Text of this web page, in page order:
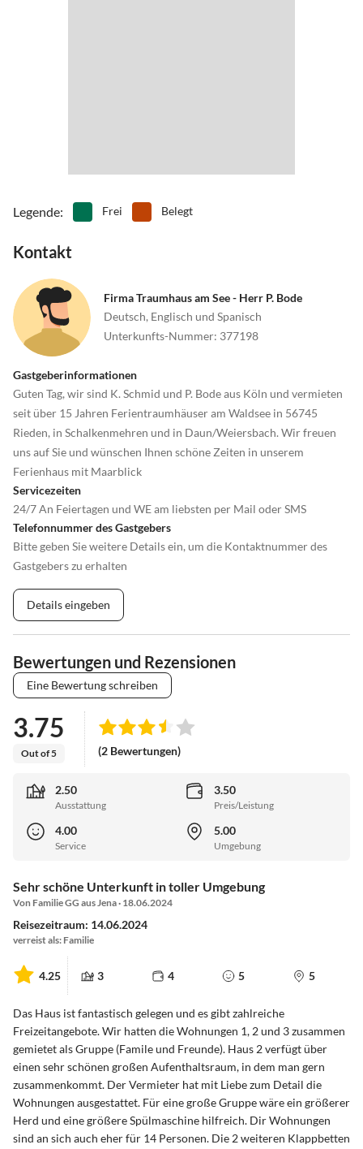
Legende: Frei Belegt
Kontakt
Firma Traumhaus am See - Herr P. Bode
Deutsch, Englisch und Spanisch
Unterkunfts-Nummer: 377198
Gastgeberinformationen
Guten Tag, wir sind K. Schmid und P. Bode aus Köln und vermieten
seit über 15 Jahren Ferientraumhäuser am Waldsee in 56745
Rieden, in Schalkenmehren und in Daun/Weiersbach. Wir freuen
uns auf Sie und wünschen Ihnen schöne Zeiten in unserem
Ferienhaus mit Maarblick
Servicezeiten
24/7 An Feiertagen und WE am liebsten per Mail oder SMS
Telefonnummer des Gastgebers
Bitte geben Sie weitere Details ein, um die Kontaktnummer des
Gastgebers zu erhalten
Details eingeben
Bewertungen und Rezensionen
Eine Bewertung schreiben
3.75
Out of 5 (2 Bewertungen)
2.50
Ausstattung
3.50
Preis/Leistung
4.00
Service
5.00
Umgebung
Sehr schöne Unterkunft in toller Umgebung
Von Familie GG aus Jena · 18.06.2024
Reisezeitraum: 14.06.2024
verreist als: Familie
4.25 3 4 5 5
Das Haus ist fantastisch gelegen und es gibt zahlreiche
Freizeitangebote. Wir hatten die Wohnungen 1, 2 und 3 zusammen
gemietet als Gruppe (Famile und Freunde). Haus 2 verfügt über
einen sehr schönen großen Aufenthaltsraum, in dem man gern
zusammenkommt. Der Vermieter hat mit Liebe zum Detail die
Wohnungen ausgestattet. Für eine große Gruppe wäre ein größerer
Herd und eine größere Spülmaschine hilfreich. Dir Wohnungen
sind an sich auch eher für 14 Personen. Die 2 weiteren Klappbetten